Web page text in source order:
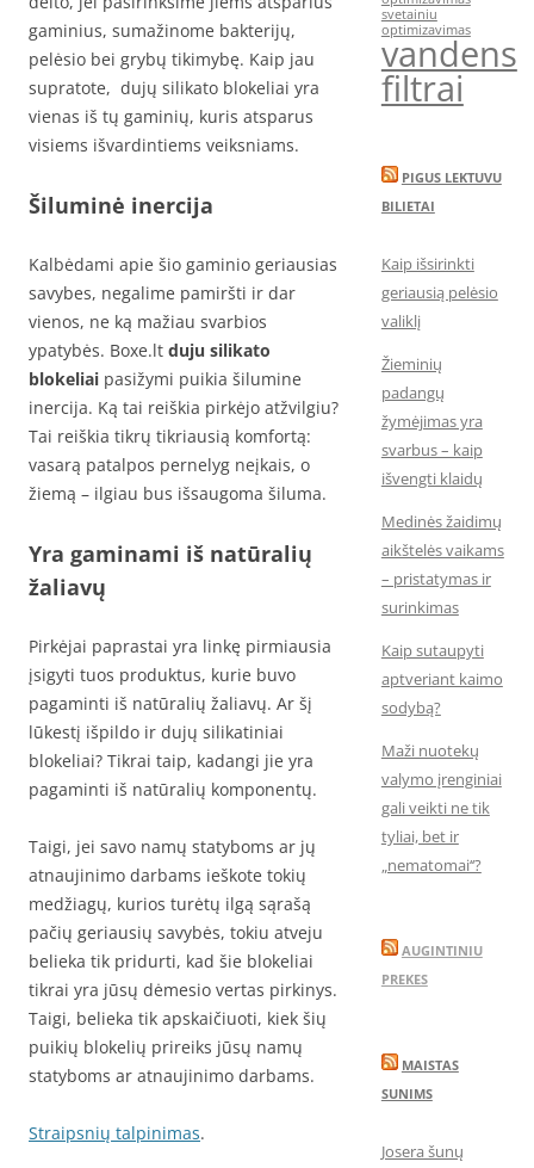
gaminius, sumažinome bakterijų,
pelėsio bei grybų tikimybę. Kaip jau
supratote, dujų silikato blokeliai yra
vienas iš tų gaminių, kuris atsparus
visiems išvardintiems veiksniams.
Šiluminė inercija
Kalbėdami apie šio gaminio geriausias
savybes, negalime pamiršti ir dar
vienos, ne ką mažiau svarbios
ypatybės. Boxe.lt duju silikato
blokeliai pasižymi puikia šilumine
inercija. Ką tai reiškia pirkėjo atžvilgiu?
Tai reiškia tikrų tikriausią komfortą:
vasarą patalpos pernelyg neįkais, o
žiemą – ilgiau bus išsaugoma šiluma.
Yra gaminami iš natūralių
žaliavų
Pirkėjai paprastai yra linkę pirmiausia
įsigyti tuos produktus, kurie buvo
pagaminti iš natūralių žaliavų. Ar šį
lūkestį išpildo ir dujų silikatiniai
blokeliai? Tikrai taip, kadangi jie yra
pagaminti iš natūralių komponentų.
Taigi, jei savo namų statyboms ar jų
atnaujinimo darbams ieškote tokių
medžiagų, kurios turėtų ilgą sąrašą
pačių geriausių savybės, tokiu atveju
belieka tik pridurti, kad šie blokeliai
tikrai yra jūsų dėmesio vertas pirkinys.
Taigi, belieka tik apskaičiuoti, kiek šių
puikių blokelių prireiks jūsų namų
statyboms ar atnaujinimo darbams.
Straipsnių talpinimas.
svetainiu
optimizavimas
vandens
filtrai
PIGUS LEKTUVU
BILIETAI
Kaip išsirinkti
geriausią pelėsio
valiklį
Žieminių
padangų
žymėjimas yra
svarbus – kaip
išvengti klaidų
Medinės žaidimų
aikštelės vaikams
– pristatymas ir
surinkimas
Kaip sutaupyti
aptveriant kaimo
sodybą?
Maži nuotekų
valymo įrenginiai
gali veikti ne tik
tyliai, bet ir
„nematomai‘‘?
AUGINTINIU
PREKES
MAISTAS
SUNIMS
Josera šunų